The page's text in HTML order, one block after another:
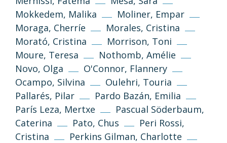
Mokkedem, Malika
Moliner, Empar
Moraga, Cherríe
Morales, Cristina
Morató, Cristina
Morrison, Toni
Moure, Teresa
Nothomb, Amélie
Novo, Olga
O'Connor, Flannery
Ocampo, Silvina
Oulehri, Touria
Pallarés, Pilar
Pardo Bazán, Emilia
París Leza, Mertxe
Pascual Söderbaum,
Caterina
Pato, Chus
Peri Rossi,
Cristina
Perkins Gilman, Charlotte
Política de privacitat Avís legal
Política de galetes